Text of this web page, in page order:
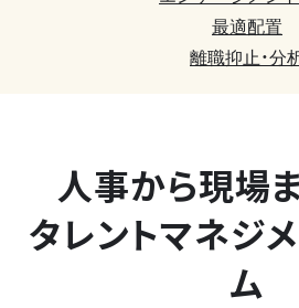
最適配置
離職抑止・分
人事から現場
タレントマネジ
ム